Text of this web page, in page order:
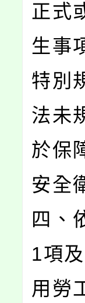
正式
生事
特別
法未
於保
安全
四、
1項
用勞